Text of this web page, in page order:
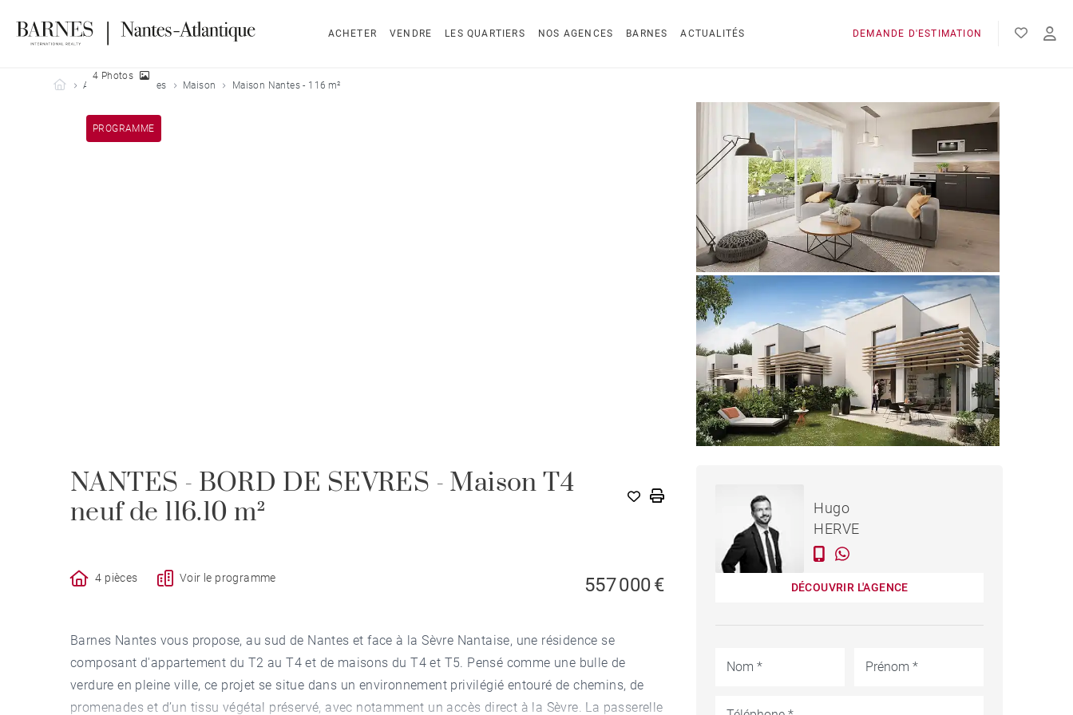
ACHETER VENDRE LES QUARTIERS NOS AGENCES BARNES ACTUALITÉS DEMANDE D'ESTIMATION
Barnes Nantes-Atlantique
Acheter Nantes Maison Maison Nantes - 116 m²
PROGRAMME
4 Photos
NANTES - BORD DE SEVRES - Maison T4
neuf de 116.10 m²
4 pièces Voir le programme 557 000 €
Barnes Nantes vous propose, au sud de Nantes et face à la Sèvre Nantaise, une résidence se
composant d'appartement du T2 au T4 et de maisons du T4 et T5. Pensé comme une bulle de
verdure en pleine ville, ce projet se situe dans un environnement privilégié entouré de chemins, de
promenades et d’un tissu végétal préservé, avec notamment un accès direct à la Sèvre. La passerelle
MAISON NANTES - 116 M²
Hugo
HERVE
DÉCOUVRIR L'AGENCE